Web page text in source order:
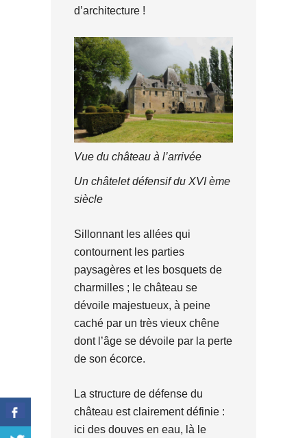
d’architecture !
Vue du château à l’arrivée
Un châtelet défensif du XVI ème
siècle
Sillonnant les allées qui
contournent les parties
paysagères et les bosquets de
charmilles ; le château se
dévoile majestueux, à peine
caché par un très vieux chêne
dont l’âge se dévoile par la perte
de son écorce.
La structure de défense du
château est clairement définie :
ici des douves en eau, là le